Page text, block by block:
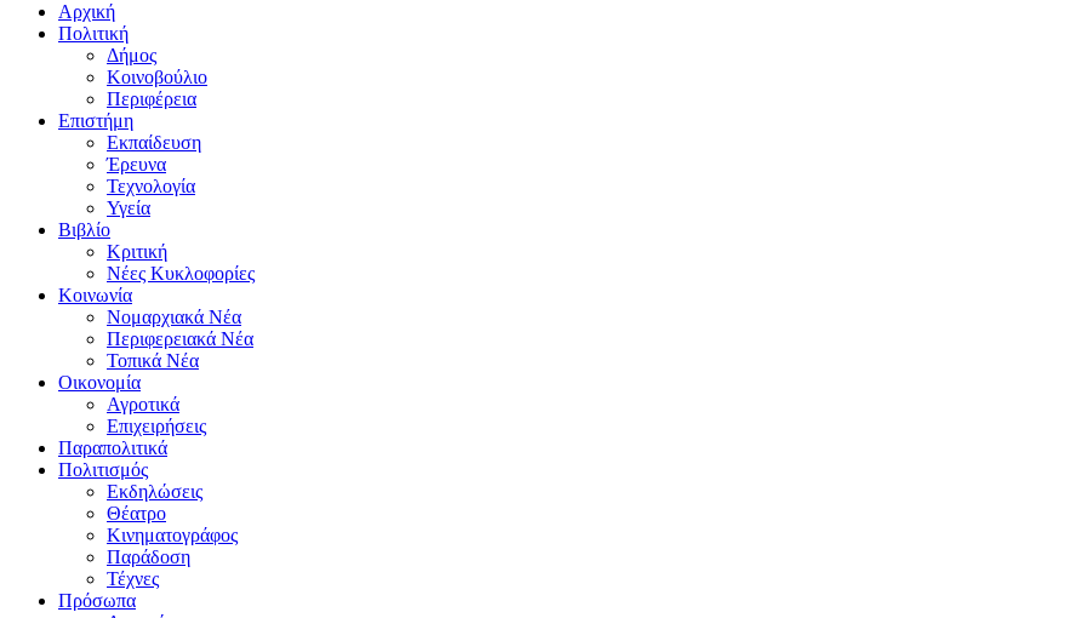
Αρχική
Πολιτική
Δήμος
Κοινοβούλιο
Περιφέρεια
Επιστήμη
Εκπαίδευση
Έρευνα
Τεχνολογία
Υγεία
Βιβλίο
Κριτική
Νέες Κυκλοφορίες
Κοινωνία
Νομαρχιακά Νέα
Περιφερειακά Νέα
Τοπικά Νέα
Οικονομία
Αγροτικά
Επιχειρήσεις
Παραπολιτικά
Πολιτισμός
Εκδηλώσεις
Θέατρο
Κινηματογράφος
Παράδοση
Τέχνες
Πρόσωπα